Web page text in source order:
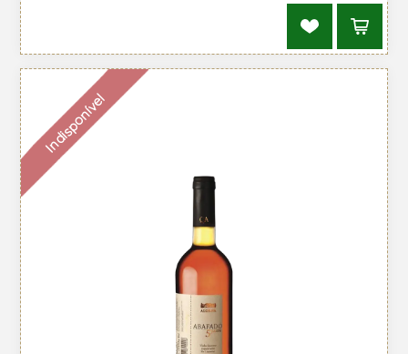
Indisponível